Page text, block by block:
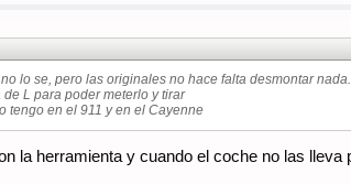
lo se, pero las originales no hace falta desmontar
L para poder meterlo y tirar
tengo en el 911 y en el Cayenne
la herramienta y cuando el coche no las